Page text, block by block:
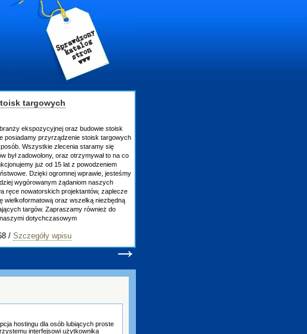
targowych
ekspozycyjnej oraz budowie stoisk
posiadamy przyrządzenie stoisk targowych
Wszystkie zlecenia staramy się
był zadowolony, oraz otrzymywał to na co
już od 15 lat z powodzeniem
Dzięki ogromnej wprawie, jesteśmy
wygórowanym żądaniom naszych
ręce nowatorskich projektantów, zaplecze
wielkoformatową oraz wszelką niezbędną
targów. Zapraszamy również do
dotychczasowym
/ Szczegóły wpisu
→
hostingu dla osób lubiących proste
interfejsowi użytkownika